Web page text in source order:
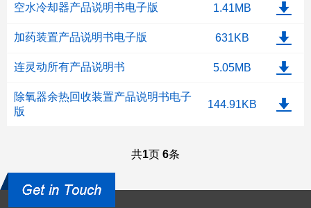
空水冷却器产品说明书电子版 1.41MB
加药装置产品说明书电子版 631KB
连灵动所有产品说明书 5.05MB
除氧器余热回收装置产品说明书电子
版
144.91KB
共1页 6条